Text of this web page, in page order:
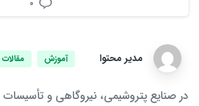
0
مدیر محتوا آموزش مقالات
در صنایع پتروشیمی، نیروگاهی و تأسیسات